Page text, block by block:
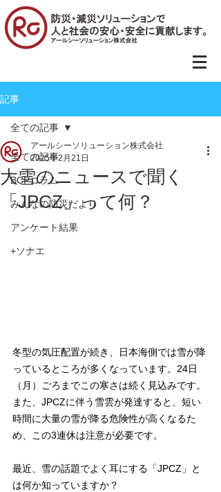
記事
全ての記事
BCPコラム
みんなの防災だより
アンケート結果
+ソナエ
全ての記事
大雪のニュースで聞く
「JPCZ」って何？
アールシーソリューション株式会社
2025年2月21日
冬型の気圧配置が続き、日本海側では雪が降
っているところが多くなっています。24日
（月）ごろまでこの寒さは続く見込みです。
また、JPCZに伴う雪雲が発達すると、短い
時間に大量の雪が降る危険性が高くなるた
め、この3連休は注意が必要です。
最近、雪の話題でよく耳にする「JPCZ」と
は何か知っていますか？